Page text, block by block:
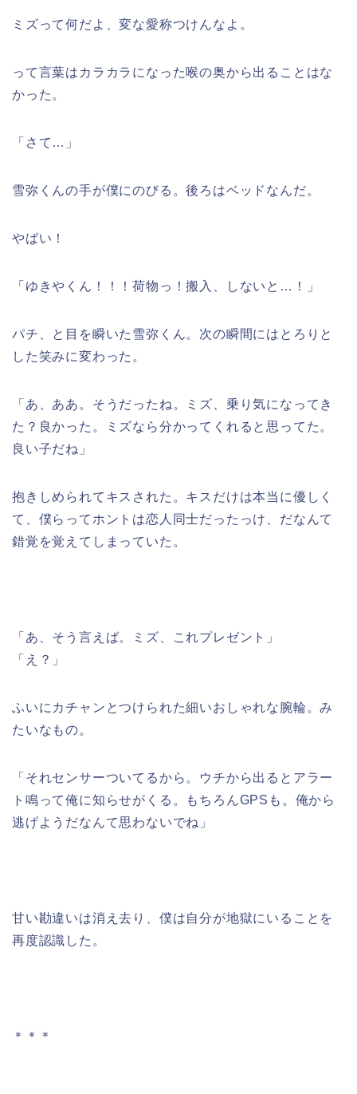
ミズって何だよ、変な愛称つけんなよ。
って言葉はカラカラになった喉の奥から出ることはな
かった。
「さて…」
雪弥くんの手が僕にのびる。後ろはベッドなんだ。
やばい！
「ゆきやくん！！！荷物っ！搬入、しないと…！」
パチ、と目を瞬いた雪弥くん。次の瞬間にはとろりと
した笑みに変わった。
「あ、ああ。そうだったね。ミズ、乗り気になってき
た？良かった。ミズなら分かってくれると思ってた。
良い子だね」
抱きしめられてキスされた。キスだけは本当に優しく
て、僕らってホントは恋人同士だったっけ、だなんて
錯覚を覚えてしまっていた。
「あ、そう言えば。ミズ、これプレゼント」
「え？」
ふいにカチャンとつけられた細いおしゃれな腕輪。み
たいなもの。
「それセンサーついてるから。ウチから出るとアラー
ト鳴って俺に知らせがくる。もちろんGPSも。俺から
逃げようだなんて思わないでね」
甘い勘違いは消え去り、僕は自分が地獄にいることを
再度認識した。
＊＊＊